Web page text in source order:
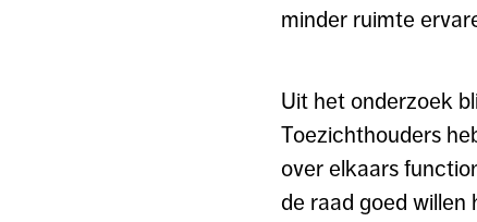
minder ruimte
Uit het onderzoek
Toezichthouders
over elkaars
de raad goed willen